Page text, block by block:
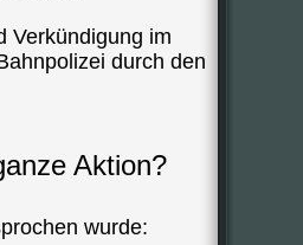
Verkündigung im
durch den
Aktion?
wurde: